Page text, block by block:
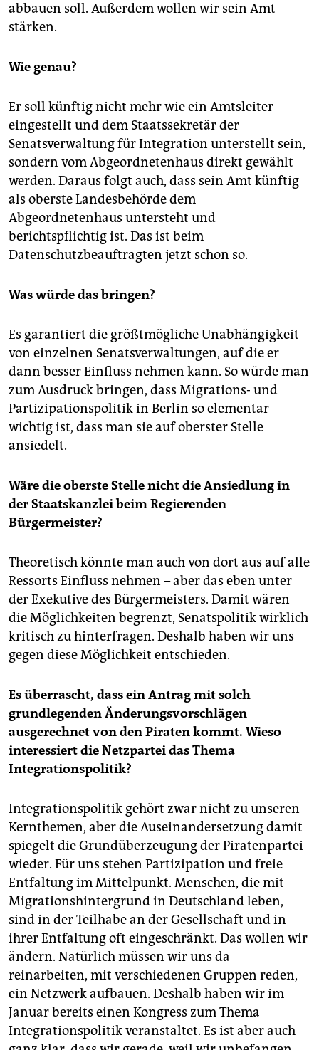
abbauen soll. Außerdem wollen wir sein Amt
stärken.
Wie genau?
Er soll künftig nicht mehr wie ein Amtsleiter
eingestellt und dem Staatssekretär der
Senatsverwaltung für Integration unterstellt sein,
sondern vom Abgeordnetenhaus direkt gewählt
werden. Daraus folgt auch, dass sein Amt künftig
als oberste Landesbehörde dem
Abgeordnetenhaus untersteht und
berichtspflichtig ist. Das ist beim
Datenschutzbeauftragten jetzt schon so.
Was würde das bringen?
Es garantiert die größtmögliche Unabhängigkeit
von einzelnen Senatsverwaltungen, auf die er
dann besser Einfluss nehmen kann. So würde man
zum Ausdruck bringen, dass Migrations- und
Partizipationspolitik in Berlin so elementar
wichtig ist, dass man sie auf oberster Stelle
ansiedelt.
Wäre die oberste Stelle nicht die Ansiedlung in
der Staatskanzlei beim Regierenden
Bürgermeister?
Theoretisch könnte man auch von dort aus auf alle
Ressorts Einfluss nehmen – aber das eben unter
der Exekutive des Bürgermeisters. Damit wären
die Möglichkeiten begrenzt, Senatspolitik wirklich
kritisch zu hinterfragen. Deshalb haben wir uns
gegen diese Möglichkeit entschieden.
Es überrascht, dass ein Antrag mit solch
grundlegenden Änderungsvorschlägen
ausgerechnet von den Piraten kommt. Wieso
interessiert die Netzpartei das Thema
Integrationspolitik?
Integrationspolitik gehört zwar nicht zu unseren
Kernthemen, aber die Auseinandersetzung damit
spiegelt die Grundüberzeugung der Piratenpartei
wieder. Für uns stehen Partizipation und freie
Entfaltung im Mittelpunkt. Menschen, die mit
Migrationshintergrund in Deutschland leben,
sind in der Teilhabe an der Gesellschaft und in
ihrer Entfaltung oft eingeschränkt. Das wollen wir
ändern. Natürlich müssen wir uns da
reinarbeiten, mit verschiedenen Gruppen reden,
ein Netzwerk aufbauen. Deshalb haben wir im
Januar bereits einen Kongress zum Thema
Integrationspolitik veranstaltet. Es ist aber auch